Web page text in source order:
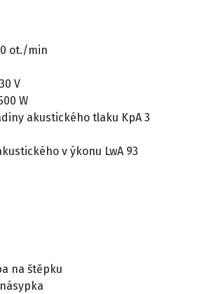
ot./min
V
W
akustického tlaku KpA 3
v ýkonu LwA 93
na štěpku